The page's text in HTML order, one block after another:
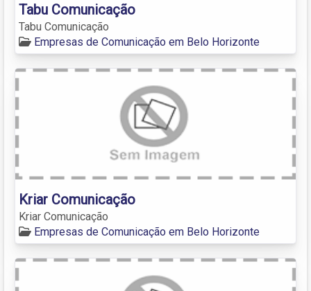
Tabu Comunicação
Tabu Comunicação
Empresas de Comunicação em Belo Horizonte
Kriar Comunicação
Kriar Comunicação
Empresas de Comunicação em Belo Horizonte